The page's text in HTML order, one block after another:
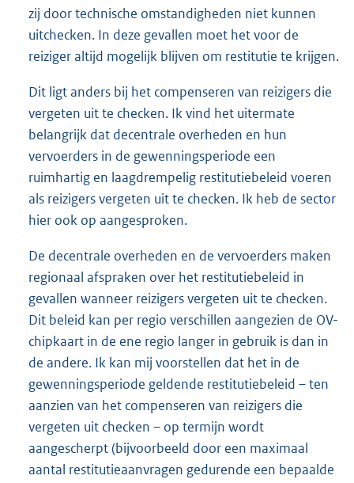
zij door technische omstandigheden niet kunnen
uitchecken. In deze gevallen moet het voor de
reiziger altijd mogelijk blijven om restitutie te krijgen.
Dit ligt anders bij het compenseren van reizigers die
vergeten uit te checken. Ik vind het uitermate
belangrijk dat decentrale overheden en hun
vervoerders in de gewenningsperiode een
ruimhartig en laagdrempelig restitutiebeleid voeren
als reizigers vergeten uit te checken. Ik heb de sector
hier ook op aangesproken.
De decentrale overheden en de vervoerders maken
regionaal afspraken over het restitutiebeleid in
gevallen wanneer reizigers vergeten uit te checken.
Dit beleid kan per regio verschillen aangezien de OV-
chipkaart in de ene regio langer in gebruik is dan in
de andere. Ik kan mij voorstellen dat het in de
gewenningsperiode geldende restitutiebeleid – ten
aanzien van het compenseren van reizigers die
vergeten uit checken – op termijn wordt
aangescherpt (bijvoorbeeld door een maximaal
aantal restitutieaanvragen gedurende een bepaalde